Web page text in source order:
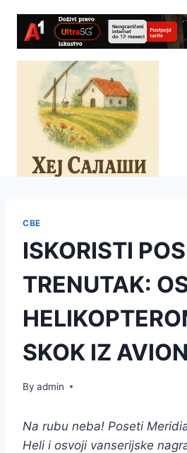
content
СВЕ
ISKORISTI
TRENUTAK:
SKOK IZ
By admin
Na rubu neba! Poseti
Heli i osvoji vanserijske